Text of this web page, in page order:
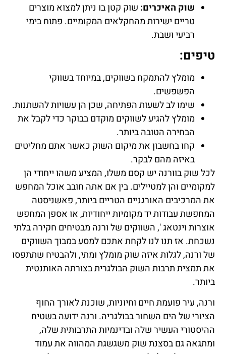
שוק האיכרים: שוק קטן בו ניתן למצוא מוצרים
טריים ישירות מהחקלאים המקומיים. פתוח בימי
רביעי ושבת.
טיפים:
מומלץ להתמקח בשווקים, במיוחד בשווקי
הפשפשים.
שימו לב לשעות הפתיחה, שכן הן עשויות להשתנות.
מומלץ להגיע לשווקים מוקדם בבוקר כדי לקבל את
הבחירה הטובה ביותר.
קחו בחשבון את מיקום השוק כאשר אתם מחליטים
באיזה מהם לבקר.
לכל שוק בוורנה יש קסם משלו, המציע משהו ייחודי הן
למקומיים והן למטיילים. בין אם אתה חובב אוכל המחפש
את המרכיבים האורגניים הטריים ביותר, פאשניסטה
המחפשת עבודות יד מקומיות ייחודיות, או אספן המחפש
אוצרות וינטאג ', השווקים של ורנה מבטיחים חקירה בלתי
נשכחת. אז תנו לנו לקחת אתכם למסע במבוך השווקים
של ורנה, לגלות איזה שוק מומלץ ומתי, ולהבטיח שתתפסו
את תמצית תרבות השוק הבולגרית בצורתה האותנטית
ביותר.
ורנה, עיר פועמת חיים וחיוניות, שוכנת לאורך החוף
הציורי של הים השחור בבולגריה. ורנה ידועה בשטיח
ההיסטורי העשיר שלה ובדינמיות התרבותית שלה,
ומתגאה גם בסצנת שוק משגשגת המהווה את עמוד